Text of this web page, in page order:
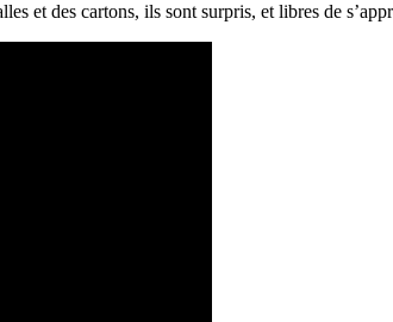
et des cartons, ils sont surpris, et libres de